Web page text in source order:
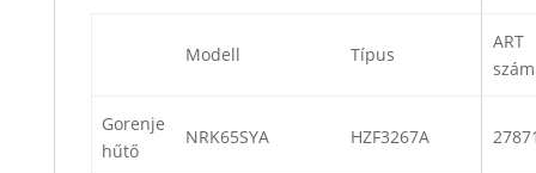
Modell Típus
ART
szám
Gorenje
hűtő
NRK65SYA HZF3267A